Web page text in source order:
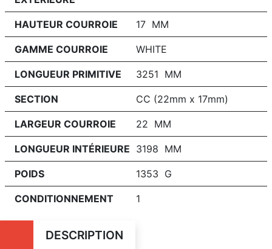
HAUTEUR COURROIE 17 MM
GAMME COURROIE WHITE
LONGUEUR PRIMITIVE 3251 MM
SECTION CC (22mm x 17mm)
LARGEUR COURROIE 22 MM
LONGUEUR INTÉRIEURE 3198 MM
POIDS 1353 G
CONDITIONNEMENT 1
DESCRIPTION